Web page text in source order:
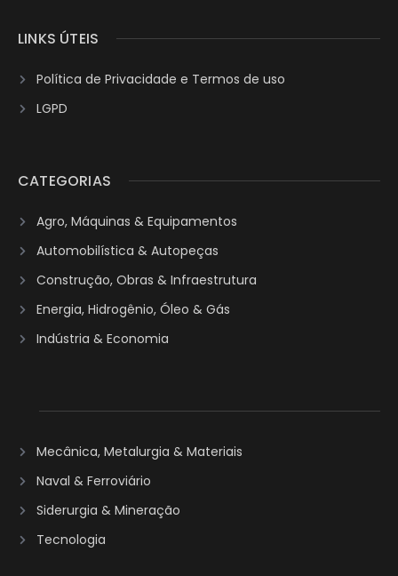
LINKS ÚTEIS
Política de Privacidade e Termos de uso
LGPD
CATEGORIAS
Agro, Máquinas & Equipamentos
Automobilística & Autopeças
Construção, Obras & Infraestrutura
Energia, Hidrogênio, Óleo & Gás
Indústria & Economia
Mecânica, Metalurgia & Materiais
Naval & Ferroviário
Siderurgia & Mineração
Tecnologia